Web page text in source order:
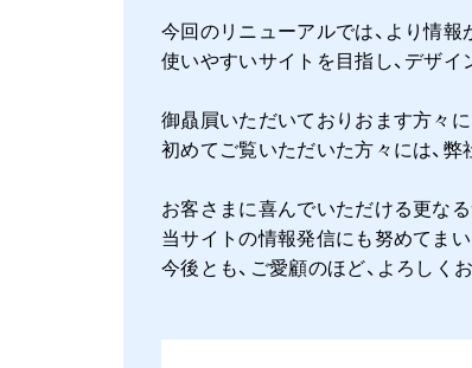
今回のリニューアルでは、より情報
使いやすいサイトを目指し、デザ
御贔屓いただいておりおます方々に
初めてご覧いただいた方々には、
お客さまに喜んでいただける更な
当サイトの情報発信にも努めてま
今後とも、ご愛顧のほど、よろしく